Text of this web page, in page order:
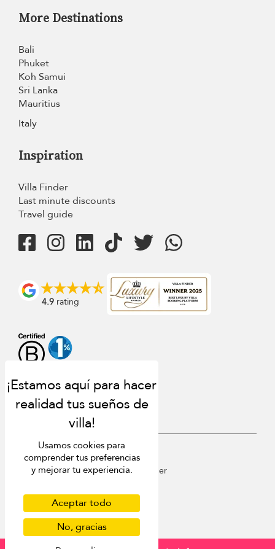
More Destinations
Bali
Phuket
Koh Samui
Sri Lanka
Mauritius
Italy
Inspiration
Villa Finder
Last minute discounts
Travel guide
4.9 rating
USD $ es Español
Copyright © 2026 St Barts Villa Finder
Privacy Policy
Cookies
Usamos cookies para
comprender tus preferencias
y mejorar tu experiencia.
Aceptar todo
No, gracias